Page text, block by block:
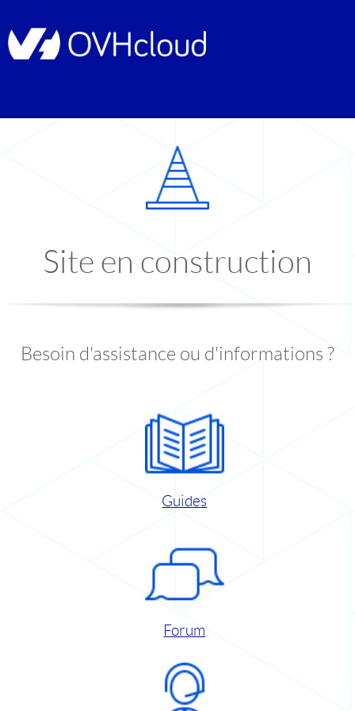
Site en construction
Besoin d'assistance ou d'informations ?
Guides
Forum